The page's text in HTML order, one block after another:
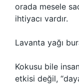
orada mesele
ihtiyacı vardır.
Lavanta yağı
Kokusu bile
etkisi değil,